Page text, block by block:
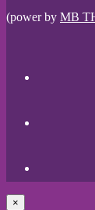
(power by MB
×